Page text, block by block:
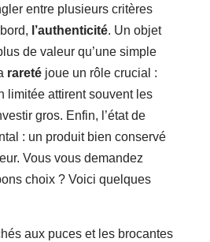
entre plusieurs critères
l’authenticité. Un objet
de valeur qu’une simple
raretéjoue un rôle crucial :
limitée attirent souvent les
gros. Enfin, l’état de
: un produit bien conservé
Vous vous demandez
choix ? Voici quelques
aux puces et les brocantes